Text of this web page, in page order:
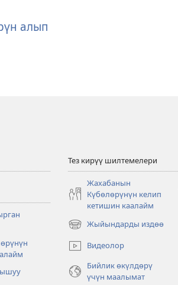
алып
Тез кирүү шилтемелери
Жахабанын
Күбөлөрүнүн келип
кетишин каалайм
Жыйындарды издөө
(жаңы
терезе
ачат)
Видеолор
Бийлик өкүлдөрү
үчүн маалымат